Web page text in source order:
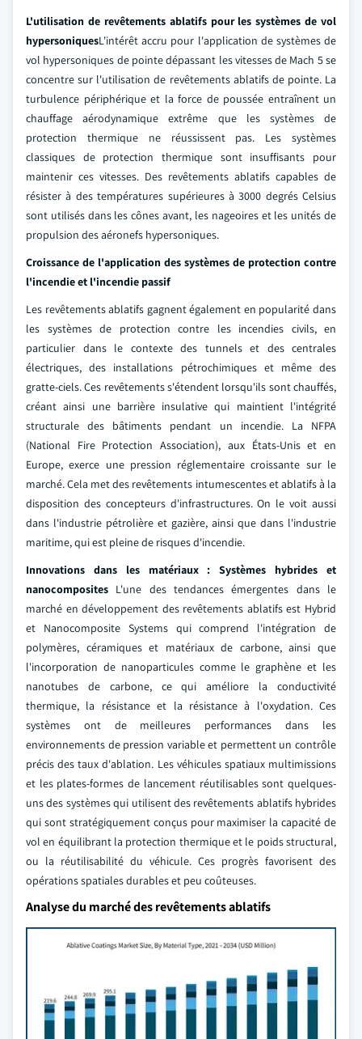
L'utilisation de revêtements ablatifs pour les systèmes de vol
hypersoniquesL'intérêt accru pour l'application de systèmes de
vol hypersoniques de pointe dépassant les vitesses de Mach 5 se
concentre sur l'utilisation de revêtements ablatifs de pointe. La
turbulence périphérique et la force de poussée entraînent un
chauffage aérodynamique extrême que les systèmes de
protection thermique ne réussissent pas. Les systèmes
classiques de protection thermique sont insuffisants pour
maintenir ces vitesses. Des revêtements ablatifs capables de
résister à des températures supérieures à 3000 degrés Celsius
sont utilisés dans les cônes avant, les nageoires et les unités de
propulsion des aéronefs hypersoniques.
Croissance de l'application des systèmes de protection contre
l'incendie et l'incendie passif
Les revêtements ablatifs gagnent également en popularité dans
les systèmes de protection contre les incendies civils, en
particulier dans le contexte des tunnels et des centrales
électriques, des installations pétrochimiques et même des
gratte-ciels. Ces revêtements s'étendent lorsqu'ils sont chauffés,
créant ainsi une barrière insulative qui maintient l'intégrité
structurale des bâtiments pendant un incendie. La NFPA
(National Fire Protection Association), aux États-Unis et en
Europe, exerce une pression réglementaire croissante sur le
marché. Cela met des revêtements intumescentes et ablatifs à la
disposition des concepteurs d'infrastructures. On le voit aussi
dans l'industrie pétrolière et gazière, ainsi que dans l'industrie
maritime, qui est pleine de risques d'incendie.
Innovations dans les matériaux : Systèmes hybrides et
nanocomposites L'une des tendances émergentes dans le
marché en développement des revêtements ablatifs est Hybrid
et Nanocomposite Systems qui comprend l'intégration de
polymères, céramiques et matériaux de carbone, ainsi que
l'incorporation de nanoparticules comme le graphène et les
nanotubes de carbone, ce qui améliore la conductivité
thermique, la résistance et la résistance à l'oxydation. Ces
systèmes ont de meilleures performances dans les
environnements de pression variable et permettent un contrôle
précis des taux d'ablation. Les véhicules spatiaux multimissions
et les plates-formes de lancement réutilisables sont quelques-
uns des systèmes qui utilisent des revêtements ablatifs hybrides
qui sont stratégiquement conçus pour maximiser la capacité de
vol en équilibrant la protection thermique et le poids structural,
ou la réutilisabilité du véhicule. Ces progrès favorisent des
opérations spatiales durables et peu coûteuses.
Analyse du marché des revêtements ablatifs